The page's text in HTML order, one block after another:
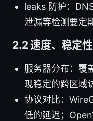
leaks 防护：
泄漏等检测要定
2.2 速度、稳定
服务器分布：覆
现稳定的跨区域
协议对比：
低的延迟；